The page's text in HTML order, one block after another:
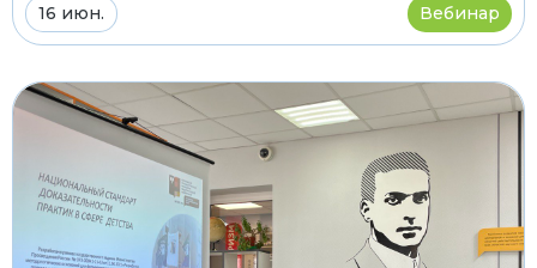
16 июн. Вебинар